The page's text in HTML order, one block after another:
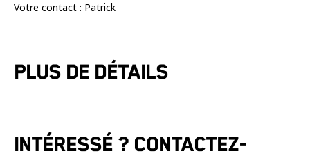
Votre contact : Patrick
Plus de détails
Intéressé ? Contactez-